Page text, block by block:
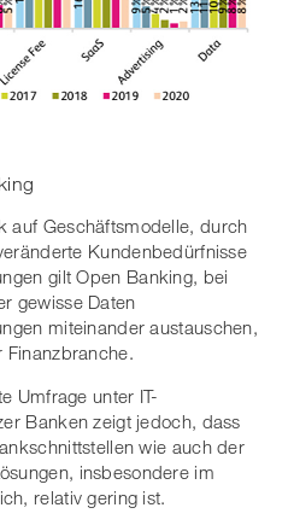
auf Geschäftsmodelle, durch
Kundenbedürfnisse
gilt Open Banking, bei
gewisse Daten
miteinander austauschen,
Finanzbranche.
Umfrage unter IT-
Banken zeigt jedoch, dass
wie auch der
insbesondere im
relativ gering ist.